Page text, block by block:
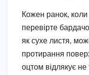
Кожен ранок, коли
перевірте
як сухе листя,
протирання
оцтом відлякує не